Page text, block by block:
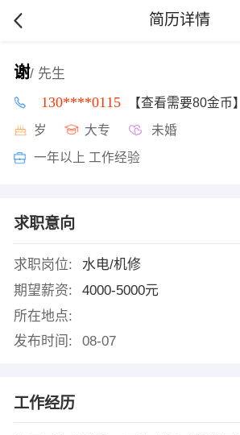
简历详情
谢/ 先生
130****0115 【查看需要80金币】
岁 大专 未婚
一年以上 工作经验
求职意向
求职岗位:
水电/机修
期望薪资:
4000-5000元
所在地点:
发布时间:
08-07
工作经历